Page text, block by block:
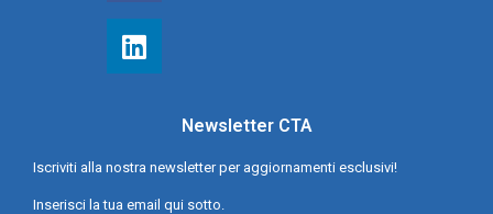
Newsletter CTA
Iscriviti alla nostra newsletter per aggiornamenti esclusivi!
Inserisci la tua email qui sotto.